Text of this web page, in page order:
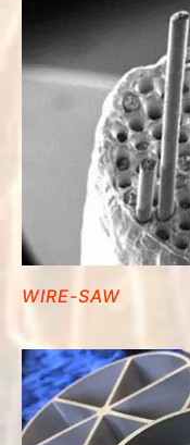
WIRE-SAW